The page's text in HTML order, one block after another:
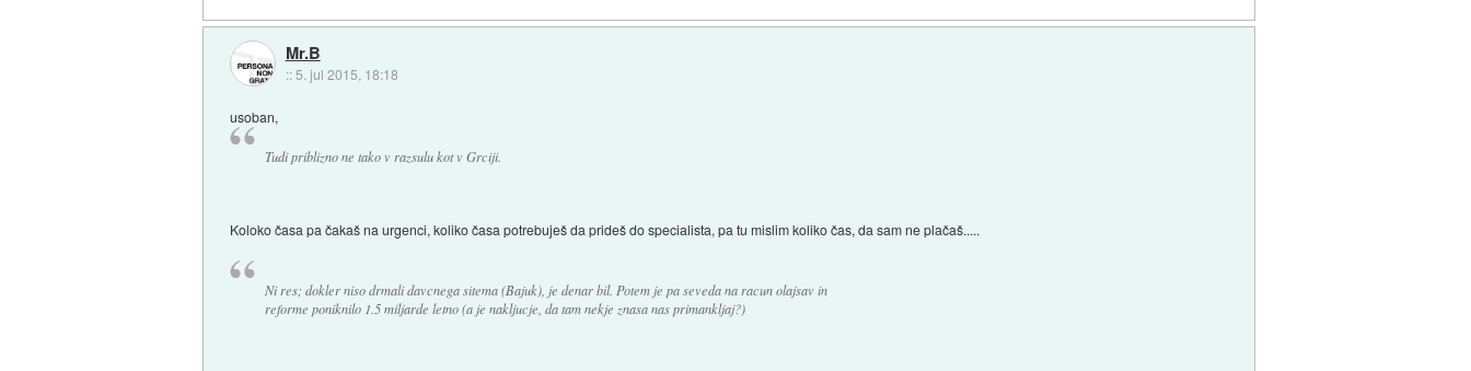
Mr.B
:: 5. jul 2015, 18:18
usoban,
Tudi priblizno ne tako v razsulu kot v Grciji.
Koloko časa pa čakaš na urgenci, koliko časa potrebuješ da prideš do specialista, pa tu mislim koliko čas, da sam ne plačaš.....
Ni res; dokler niso drmali davcnega sitema (Bajuk), je denar bil. Potem je pa seveda na racun olajsav in
reforme poniknilo 1.5 miljarde letno (a je nakljucje, da tam nekje znasa nas primankljaj?)